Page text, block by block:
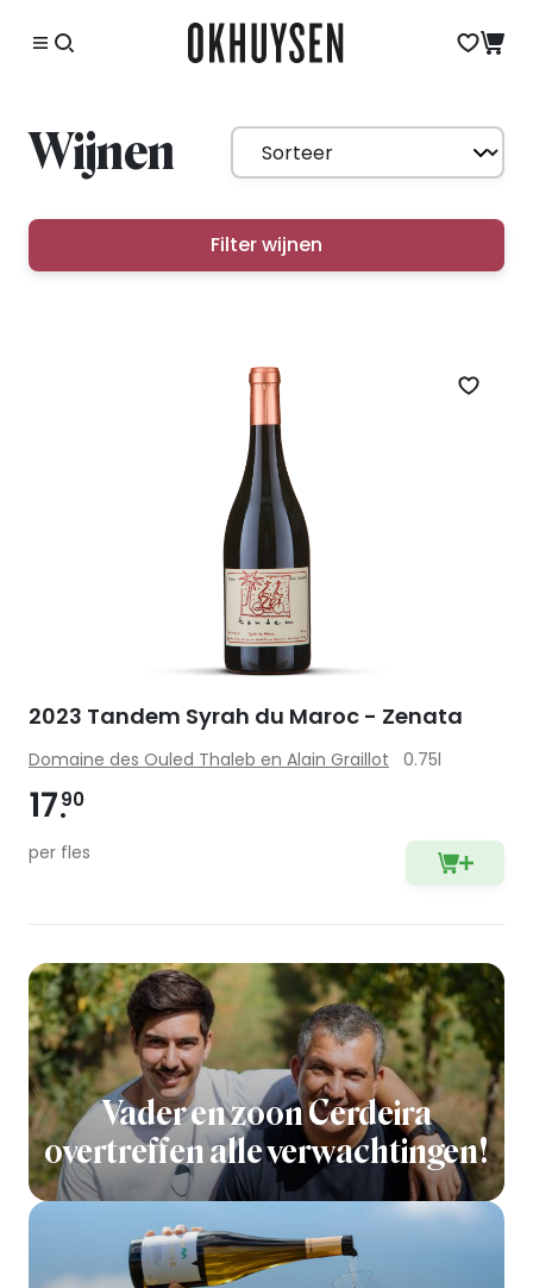
Wijnen
Filter wijnen
Vader en zoon Cerdeira
overtreffen alle verwachtingen!
Zet
2023 Tandem Syrah du Maroc - Zenata
Domaine des Ouled Thaleb en Alain Graillot 0.75l
1790
per fles